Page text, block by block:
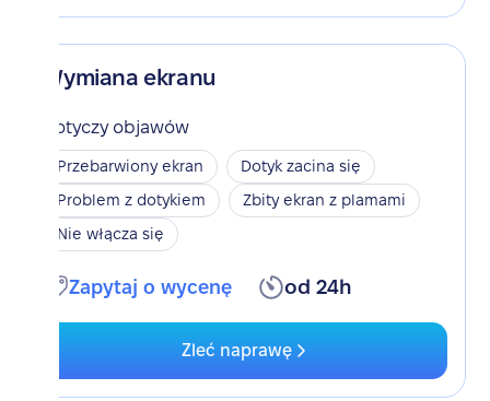
Wymiana ekranu
Dotyczy objawów
Przebarwiony ekran
Dotyk zacina się
Problem z dotykiem
Zbity ekran z plamami
Nie włącza się
Zapytaj o wycenę od 24h
Zleć naprawę